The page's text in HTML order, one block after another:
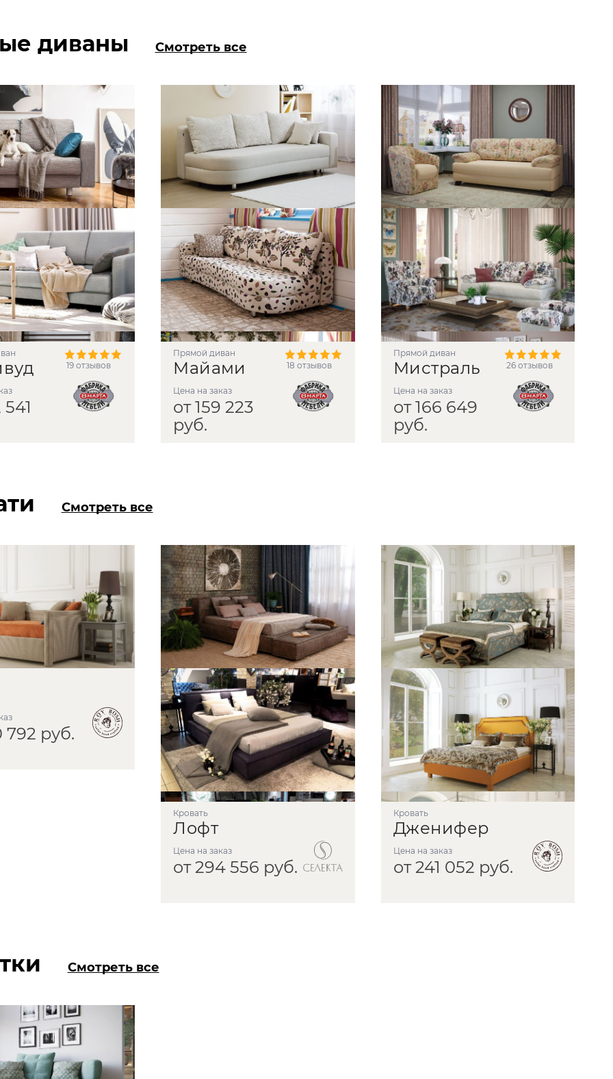
диваны Смотреть все
541
19 отзывов
прямой диван
Майами
Цена на заказ
от 159 223
руб.
18 отзывов
прямой диван
Мистраль
Цена на заказ
от 166 649
руб.
26 отзывов
Смотреть все
792 руб.
Кровать
Лофт
Цена на заказ
от 294 556 руб.
кровать
Дженифер
Цена на заказ
от 241 052 руб.
Смотреть все